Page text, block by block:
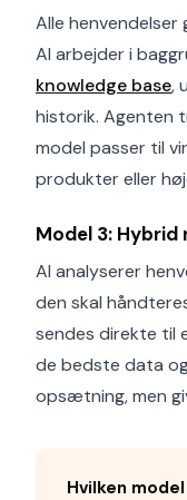
Alle henvendelser
AI arbejder i
knowledge base,
historik. Agenten
model passer til
produkter eller
Model 3:
AI analyserer
den skal
sendes direkte til
de bedste data
opsætning, men
Hvilken